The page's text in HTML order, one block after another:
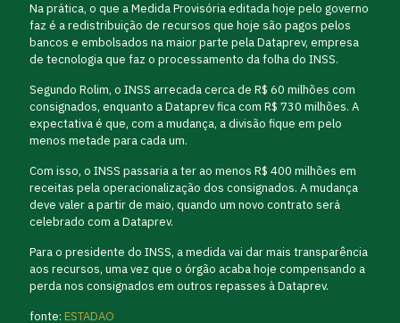
Na prática, o que a Medida Provisória editada hoje pelo governo
faz é a redistribuição de recursos que hoje são pagos pelos
bancos e embolsados na maior parte pela Dataprev, empresa
de tecnologia que faz o processamento da folha do INSS.
Segundo Rolim, o INSS arrecada cerca de R$ 60 milhões com
consignados, enquanto a Dataprev fica com R$ 730 milhões. A
expectativa é que, com a mudança, a divisão fique em pelo
menos metade para cada um.
Com isso, o INSS passaria a ter ao menos R$ 400 milhões em
receitas pela operacionalização dos consignados. A mudança
deve valer a partir de maio, quando um novo contrato será
celebrado com a Dataprev.
Para o presidente do INSS, a medida vai dar mais transparência
aos recursos, uma vez que o órgão acaba hoje compensando a
perda nos consignados em outros repasses à Dataprev.
fonte: ESTADAO